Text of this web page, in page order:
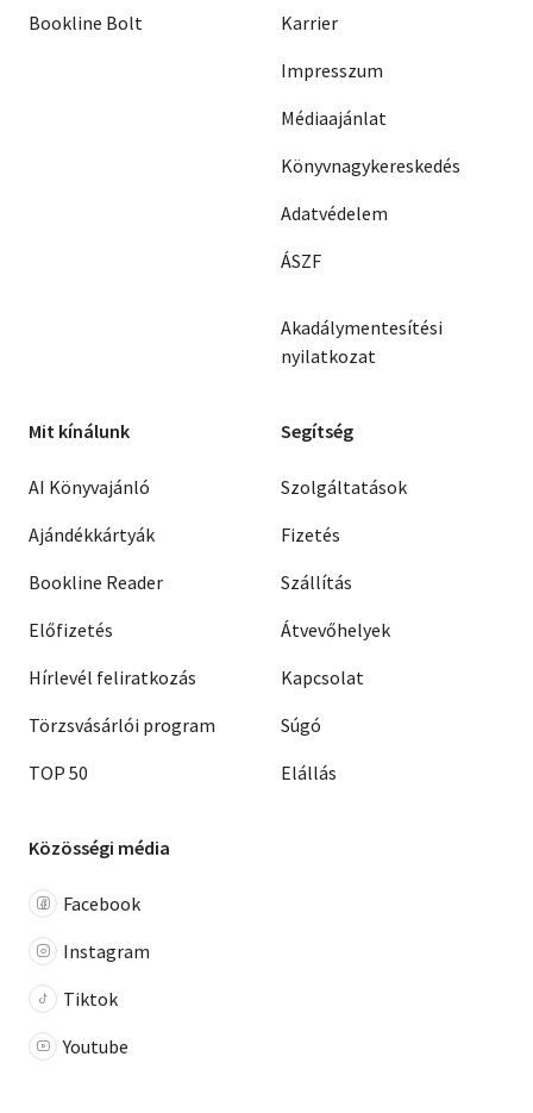
Bookline Bolt
Karrier
Impresszum
Médiaajánlat
Könyvnagykereskedés
Adatvédelem
ÁSZF
Akadálymentesítési
nyilatkozat
Mit kínálunk
AI Könyvajánló
Ajándékkártyák
Bookline Reader
Előfizetés
Hírlevél feliratkozás
Törzsvásárlói program
TOP 50
Segítség
Szolgáltatások
Fizetés
Szállítás
Átvevőhelyek
Kapcsolat
Súgó
Elállás
Közösségi média
Facebook
Instagram
Tiktok
Youtube